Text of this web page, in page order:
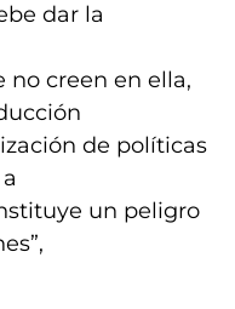
dar la
no creen en ella,
de políticas
un peligro